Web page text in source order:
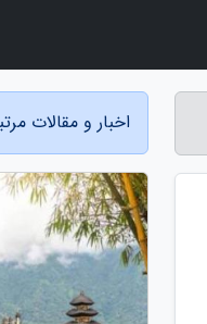
اخبار و مقالات